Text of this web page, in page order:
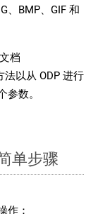
、BMP、GIF 和
档
法以从 ODP 进行
数。
单步骤
作：